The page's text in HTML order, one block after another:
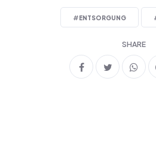
#ENTSORGUNG
SHARE